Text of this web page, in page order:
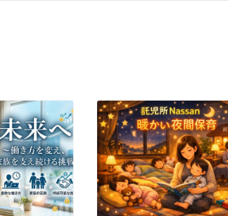
ルスケア ソーシャルグッド